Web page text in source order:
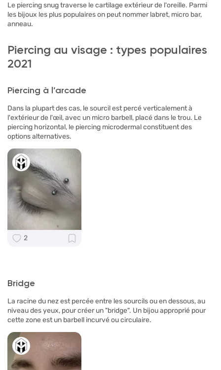
Le piercing snug traverse le cartilage extérieur de l'oreille. Parmi
les bijoux les plus populaires on peut nommer labret, micro bar,
anneau.
Piercing au visage : types populaires
2021
Piercing à l’arcade
Dans la plupart des cas, le sourcil est percé verticalement à
l'extérieur de l'œil, avec un micro barbell, placé dans le trou. Le
piercing horizontal, le piercing microdermal constituent des
options alternatives.
2
Bridge
La racine du nez est percée entre les sourcils ou en dessous, au
niveau des yeux, pour créer un "bridge". Un bijou approprié pour
cette zone est un barbell incurvé ou circulaire.